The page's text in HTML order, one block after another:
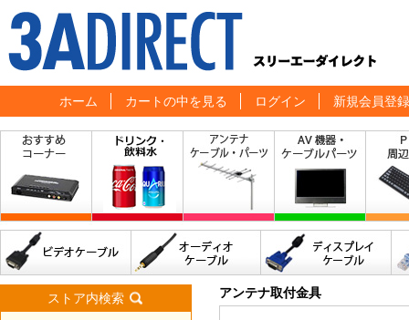
ホーム カートの中を見る ログイン 新規会員登録
ストア内検索 アンテナ取付金具